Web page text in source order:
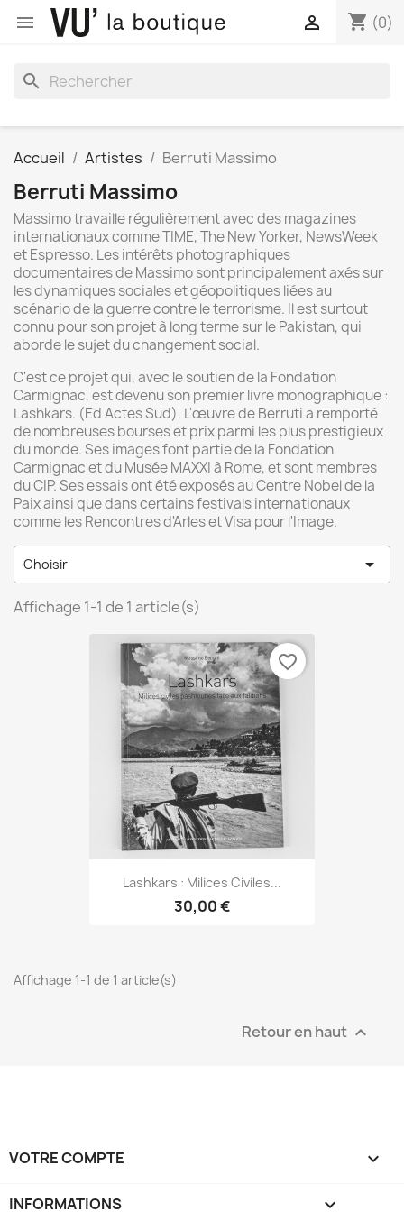
 shopping_cart (0)

search
Accueil Artistes Berruti Massimo
Berruti Massimo
Massimo travaille régulièrement avec des magazines
internationaux comme TIME, The New Yorker, NewsWeek
et Espresso. Les intérêts photographiques
documentaires de Massimo sont principalement axés sur
les dynamiques sociales et géopolitiques liées au
scénario de la guerre contre le terrorisme. Il est surtout
connu pour son projet à long terme sur le Pakistan, qui
aborde le sujet du changement social.
C'est ce projet qui, avec le soutien de la Fondation
Carmignac, est devenu son premier livre monographique :
Lashkars. (Ed Actes Sud). L'œuvre de Berruti a remporté
de nombreuses bourses et prix parmi les plus prestigieux
du monde. Ses images font partie de la Fondation
Carmignac et du Musée MAXXI à Rome, et sont membres
du CIP. Ses essais ont été exposés au Centre Nobel de la
Paix ainsi que dans certains festivals internationaux
comme les Rencontres d'Arles et Visa pour l'Image.
Choisir 
Affichage 1-1 de 1 article(s)
Lashkars : Milices Civiles...
30,00 €
favorite_border
Affichage 1-1 de 1 article(s)
Retour en haut 
VOTRE COMPTE 
INFORMATIONS keyboard_arrow_down